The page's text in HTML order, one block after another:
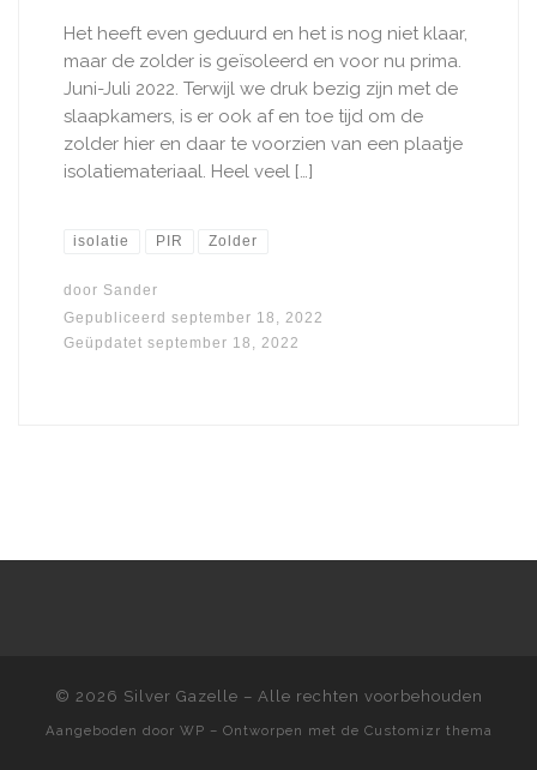
Het heeft even geduurd en het is nog niet klaar,
maar de zolder is geïsoleerd en voor nu prima.
Juni-Juli 2022. Terwijl we druk bezig zijn met de
slaapkamers, is er ook af en toe tijd om de
zolder hier en daar te voorzien van een plaatje
isolatiemateriaal. Heel veel […]
isolatie PIR Zolder
door Sander
Gepubliceerd september 18, 2022
Geüpdatet september 18, 2022
© 2026 Silver Gazelle – Alle rechten voorbehouden
Aangeboden door WP – Ontworpen met de Customizr thema